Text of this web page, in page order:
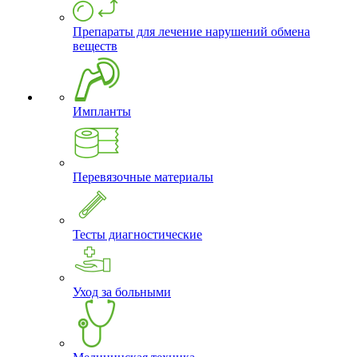
Препараты для лечение нарушений обмена
веществ
Импланты
Перевязочные материалы
Тесты диагностические
Уход за больными